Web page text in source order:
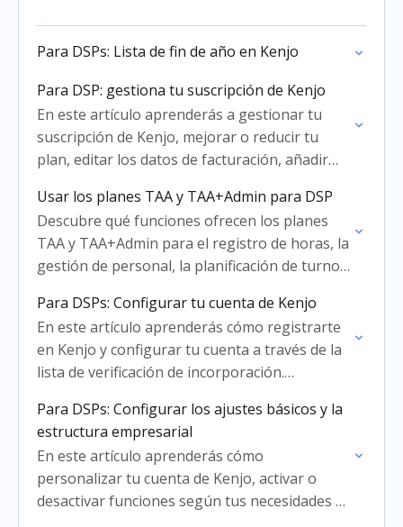
Para DSPs: Lista de fin de año en Kenjo
Para DSP: gestiona tu suscripción de Kenjo
En este artículo aprenderás a gestionar tu
suscripción de Kenjo, mejorar o reducir tu
plan, editar los datos de facturación, añadir
suscripción.
Usar los planes TAA y TAA+Admin para DSP
Descubre qué funciones ofrecen los planes
TAA y TAA+Admin para el registro de horas, la
gestión de personal, la planificación de turnos
Para DSPs: Configurar tu cuenta de Kenjo
En este artículo aprenderás cómo registrarte
en Kenjo y configurar tu cuenta a través de la
lista de verificación de incorporación.
tu empresa y…
Para DSPs: Configurar los ajustes básicos y la
estructura empresarial
En este artículo aprenderás cómo
personalizar tu cuenta de Kenjo, activar o
desactivar funciones según tus necesidades y